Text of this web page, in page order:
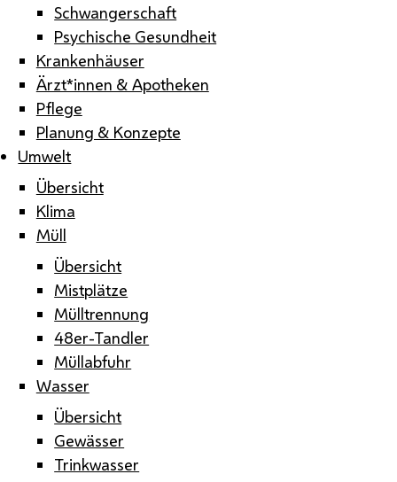
Schwangerschaft
Psychische Gesundheit
Krankenhäuser
Ärzt*innen & Apotheken
Pflege
Planung & Konzepte
Umwelt
Übersicht
Klima
Müll
Übersicht
Mistplätze
Mülltrennung
48er-Tandler
Müllabfuhr
Wasser
Übersicht
Gewässer
Trinkwasser